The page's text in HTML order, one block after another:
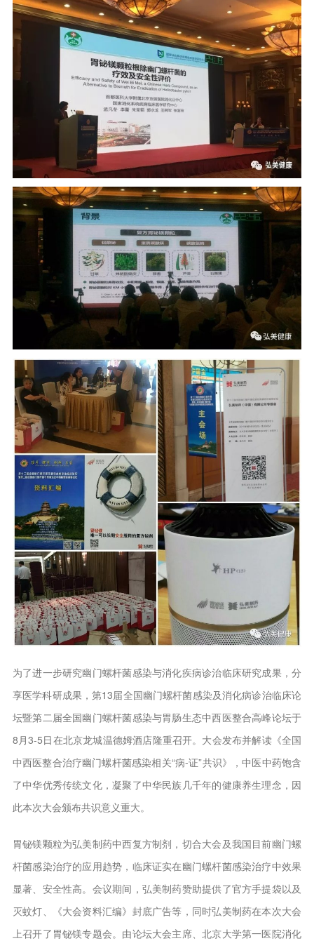
为了进一步研究幽门螺杆菌感染与消化疾病诊治临床研究成果，分
享医学科研成果，第13届全国幽门螺杆菌感染及消化病诊治临床论
坛暨第二届全国幽门螺杆菌感染与胃肠生态中西医整合高峰论坛于
8月3-5日在北京龙城温德姆酒店隆重召开。大会发布并解读《全国
中西医整合治疗幽门螺杆菌感染相关“病-证”共识》，中医中药饱含
了中华优秀传统文化，凝聚了中华民族几千年的健康养生理念，因
此本次大会颁布共识意义重大。
胃铋镁颗粒为弘美制药中西复方制剂，切合大会及我国目前幽门螺
杆菌感染治疗的应用趋势，临床证实在幽门螺杆菌感染治疗中效果
显著、安全性高。会议期间，弘美制药赞助提供了官方手提袋以及
灭蚊灯、《大会资料汇编》封底广告等，同时弘美制药在本次大会
上召开了胃铋镁专题会。由论坛大会主席、北京大学第一医院消化